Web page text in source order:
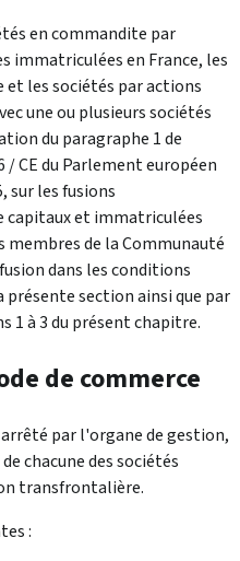
en commandite par
immatriculées en France, les
les sociétés par actions
une ou plusieurs sociétés
du paragraphe 1 de
CE du Parlement européen
sur les fusions
capitaux et immatriculées
membres de la Communauté
dans les conditions
présente section ainsi que par
1 à 3 du présent chapitre.
de commerce
par l'organe de gestion,
chacune des sociétés
transfrontalière.
: